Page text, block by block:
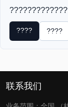
???? ????
联系我们